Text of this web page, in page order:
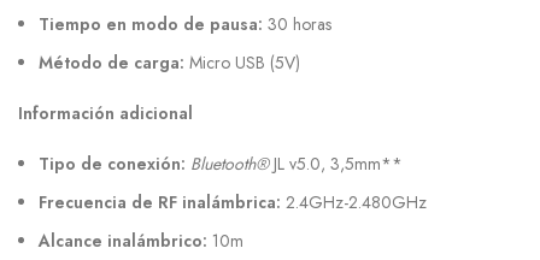
Tiempo en modo de pausa: 30 horas
Método de carga: Micro USB (5V)
Información adicional
Tipo de conexión: Bluetooth®JL v5.0, 3,5mm**
Frecuencia de RF inalámbrica: 2.4GHz-2.480GHz
Alcance inalámbrico: 10m